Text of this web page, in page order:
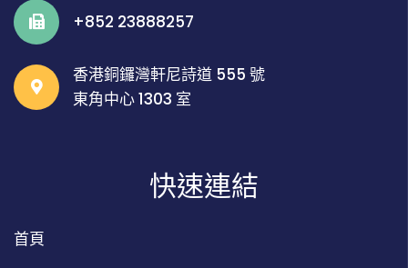
+852 23888257
香港銅鑼灣軒尼詩道 555 號
東角中心 1303 室
快速連結
首頁